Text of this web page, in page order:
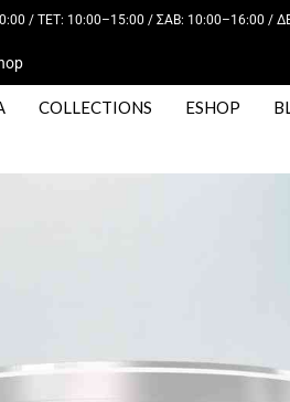
/ ΤΕΤ: 10:00–15:00 / ΣΑΒ: 10:00–16:00 /
COLLECTIONS ESHOP